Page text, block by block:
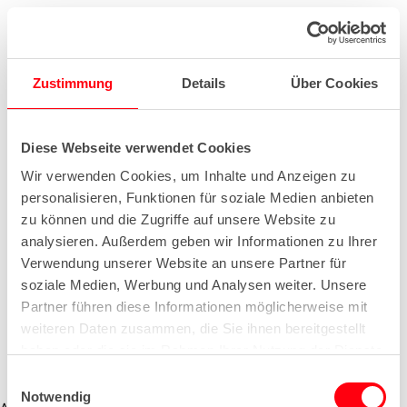
Zustimmung Details Über Cookies
Diese Webseite verwendet Cookies
Wir verwenden Cookies, um Inhalte und Anzeigen zu
personalisieren, Funktionen für soziale Medien anbieten
zu können und die Zugriffe auf unsere Website zu
analysieren. Außerdem geben wir Informationen zu Ihrer
Verwendung unserer Website an unsere Partner für
soziale Medien, Werbung und Analysen weiter. Unsere
Partner führen diese Informationen möglicherweise mit
weiteren Daten zusammen, die Sie ihnen bereitgestellt
Notwendig